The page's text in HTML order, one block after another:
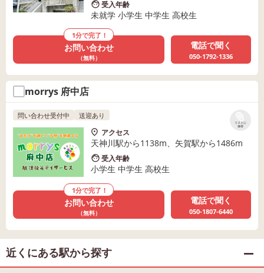
受入年齢
未就学 小学生 中学生 高校生
1分で完了！
お問い合わせ
（無料）
電話で聞く
050-1792-1336
morrys 府中店
リストに
保存
問い合わせ受付中 送迎あり
アクセス
天神川駅から1138m、矢賀駅から1486m
受入年齢
小学生 中学生 高校生
1分で完了！
お問い合わせ
（無料）
電話で聞く
050-1807-6440
近くにある駅から探す